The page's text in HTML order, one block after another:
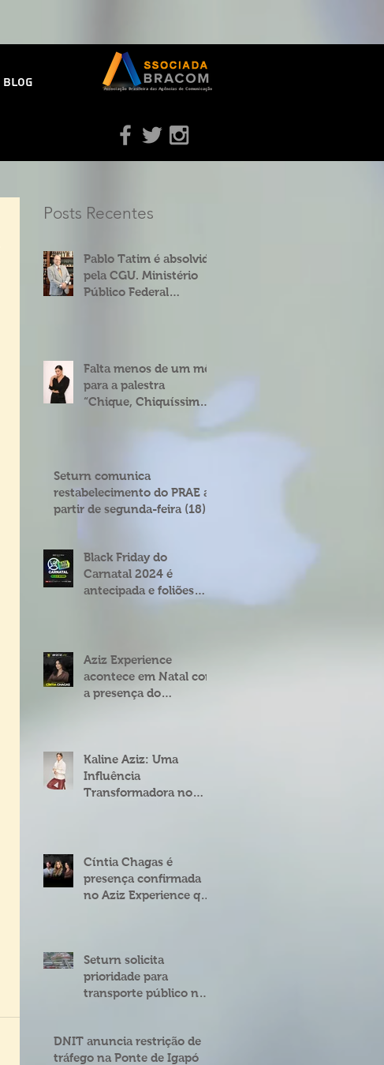
Blog
Posts Recentes
Pablo Tatim é absolvido
pela CGU. Ministério
Público Federal
Falta menos de um mês
para a palestra
“Chique, Chiquíssima”
Seturn comunica
restabelecimento do PRAE a
partir de segunda-feira (18)
Black Friday do
Carnatal 2024 é
antecipada e foliões
Aziz Experience
acontece em Natal com
a presença do
Kaline Aziz: Uma
Influência
Transformadora no
Cíntia Chagas é
presença confirmada
no Aziz Experience que
Seturn solicita
prioridade para
transporte público na
4º Centenário
DNIT anuncia restrição de
tráfego na Ponte de Igapó